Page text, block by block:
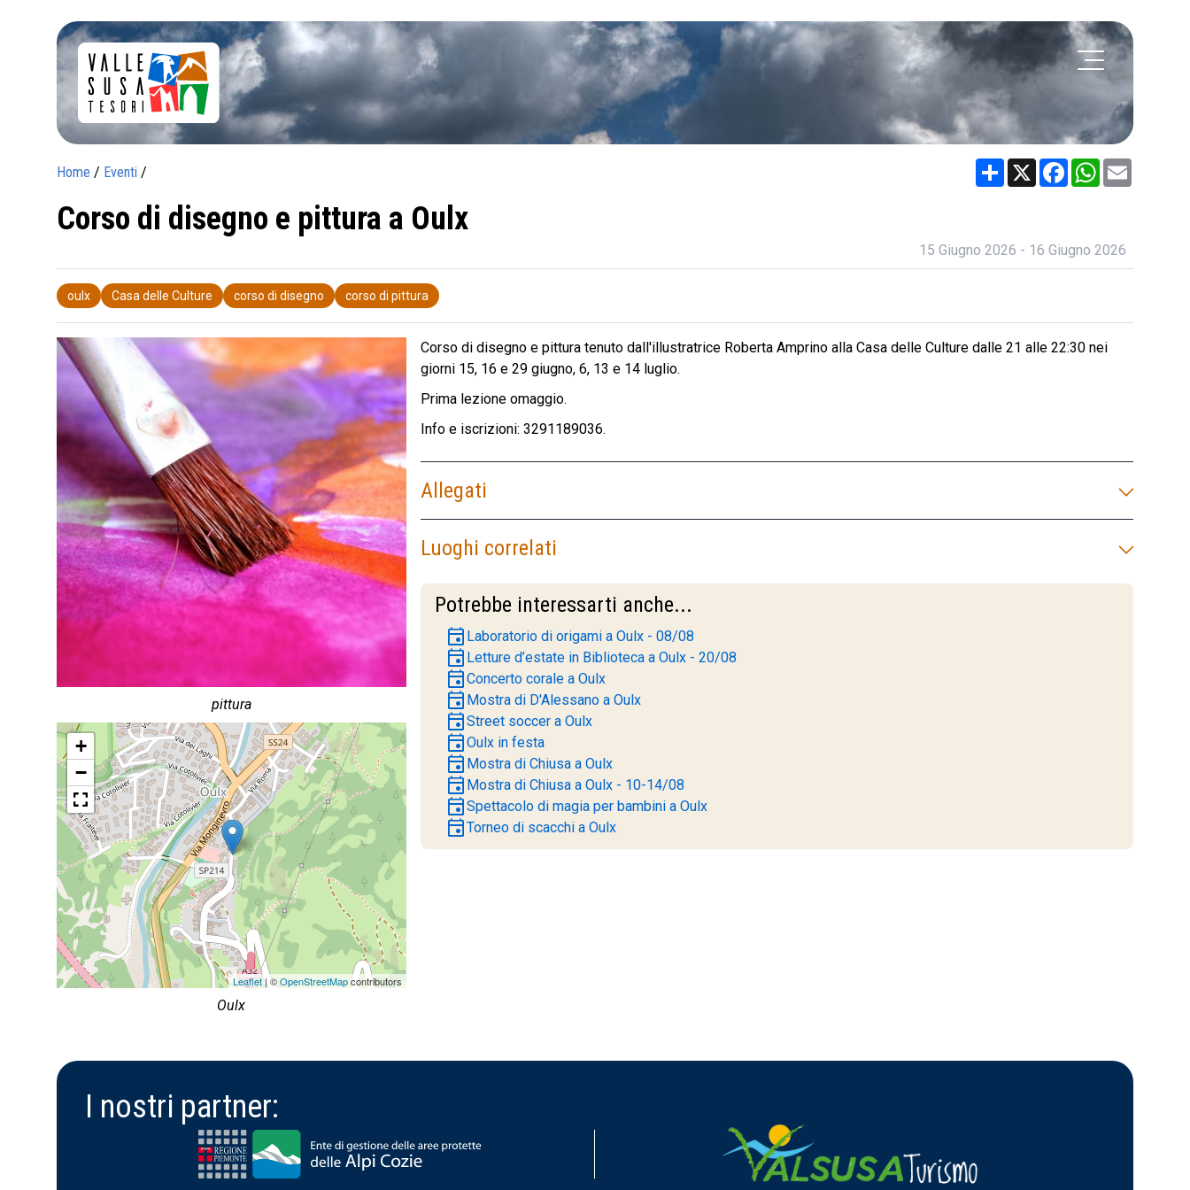
Home / Eventi / Share X FacebookWhatsApp
Corso di disegno e pittura a Oulx
15 Giugno 2026 - 16 Giugno 2026
oulx Casa delle Culture corso di disegno corso di pittura
pittura
+
−
Leaflet| ©OpenStreetMapcontributors
Oulx
Corso di disegno e pittura tenuto dall'illustratrice Roberta Amprino alla Casa delle Culture dalle 21 alle 22:30 nei
giorni 15, 16 e 29 giugno, 6, 13 e 14 luglio.
Prima lezione omaggio.
Info e iscrizioni: 3291189036.
Allegati
Luoghi correlati
Potrebbe interessarti anche...
event Laboratorio di origami a Oulx - 08/08
event Letture d’estate in Biblioteca a Oulx - 20/08
eventConcerto corale a Oulx
event Mostra di D'Alessano a Oulx
eventStreet soccer a Oulx
eventOulx in festa
event Mostra di Chiusa a Oulx
event Mostra di Chiusa a Oulx - 10-14/08
eventSpettacolo di magia per bambini a Oulx
eventTorneo di scacchi a Oulx
I nostri partner: